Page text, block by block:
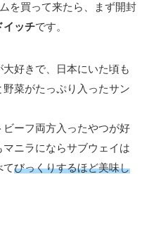
を買って来たら、まず開封
イッチです。
好きで、日本にいた頃も
菜がたっぷり入ったサン
ビーフ両方入ったやつが好
ニラにならサブウェイは
てびっくりするほど美味し